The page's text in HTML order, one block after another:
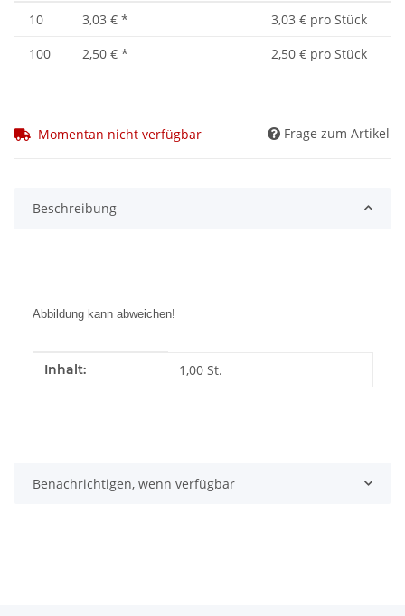
10 3,03 € *
3,03 € pro Stück
100
2,50 € * 2,50 € pro Stück
Momentan nicht verfügbar Frage zum Artikel
Beschreibung
Abbildung kann abweichen!
Produkteigenschaft
Wert
Inhalt: 1,00 St.
Benachrichtigen, wenn verfügbar